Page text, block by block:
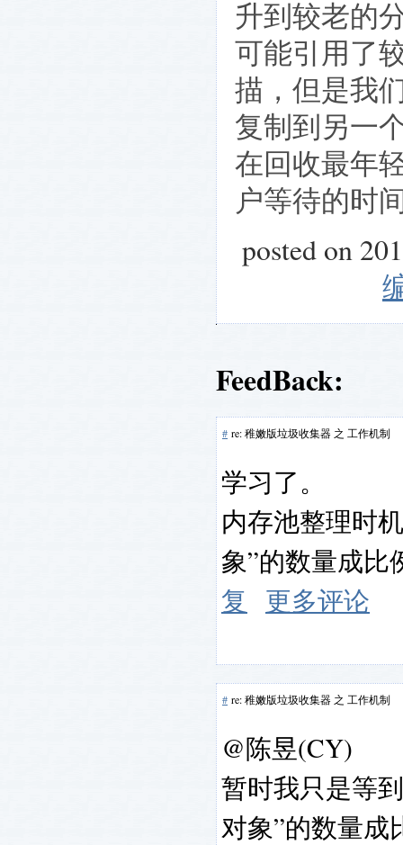
升到较老的
可能引用了
描，但是我
复制到另一
在回收最年
户等待的时
posted on
FeedBack:
# re: 稚嫩版垃圾收集器 之 工作机制
学习了。
内存池整理时
象”的数量成
复
更多评论
# re: 稚嫩版垃圾收集器 之 工作机制
@陈昱(CY)
暂时我只是等
对象”的数量